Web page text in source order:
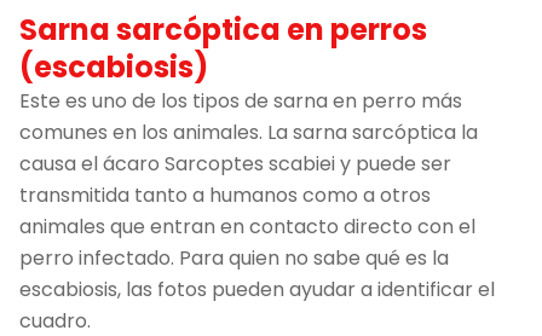
Sarna sarcóptica en perros
(escabiosis)
Este es uno de los tipos de sarna en perro más
comunes en los animales. La sarna sarcóptica la
causa el ácaro Sarcoptes scabiei y puede ser
transmitida tanto a humanos como a otros
animales que entran en contacto directo con el
perro infectado. Para quien no sabe qué es la
escabiosis, las fotos pueden ayudar a identificar el
cuadro.